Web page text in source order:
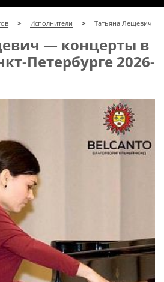
8 (800) 770-09-71
для регионов
Исполнители Татьяна Лещевич
— концерты в
Петербурге 2026-